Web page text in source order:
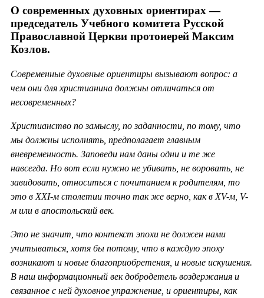
О современных духовных ориентирах —
председатель Учебного комитета Русской
Православной Церкви протоиерей Максим
Козлов.
Современные духовные ориентиры вызывают вопрос: а
чем они для христианина должны отличаться от
несовременных?
Христианство по замыслу, по заданности, по тому, что
мы должны исполнять, предполагает главным
вневременность. Заповеди нам даны одни и те же
навсегда. Но вот если нужно не убивать, не воровать, не
завидовать, относиться с почитанием к родителям, то
это в ХХI-м столетии точно так же верно, как в XV-м, V-
м или в апостольский век.
Это не значит, что контекст эпохи не должен нами
учитываться, хотя бы потому, что в каждую эпоху
возникают и новые благоприобретения, и новые искушения.
В наш информационный век добродетель воздержания и
связанное с ней духовное упражнение, и ориентиры, как